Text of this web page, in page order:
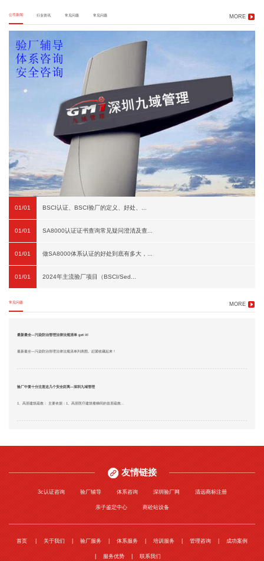
公司新闻 行业资讯 常见问题 常见问题 MORE
01/01 BSCI认证、BSCI验厂的定义、好处、...
01/01 SA8000认证证书查询常见疑问澄清及查...
01/01 做SA8000体系认证的好处到底有多大，...
01/01 2024年主流验厂项目（BSCI/Sed...
常见问题 MORE
最新最全—污染防治管理法律法规清单 get it!
最新最全—污染防治管理法律法规清单列表图。赶紧收藏起来！
验厂中要十分注意这几个安全距离—深圳九域管理
1、高层建筑疏散： 主要依据：1、高层医疗建筑楼梯间的首层疏散...
友情链接
3c认证咨询 验厂辅导 体系咨询 深圳验厂网 清远商标注册
亲子鉴定中心 商砼站设备
首页 关于我们 验厂服务 体系服务 培训服务 管理咨询 成功案例
服务优势 联系我们